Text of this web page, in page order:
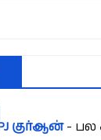
குர்ஆன்- பல